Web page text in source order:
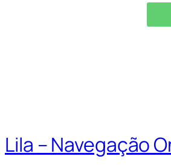
Lila – Navegação